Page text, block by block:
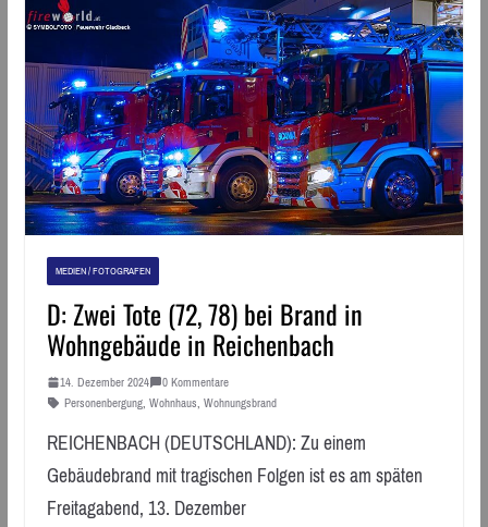
MEDIEN / FOTOGRAFEN
D: Zwei Tote (72, 78) bei Brand in
Wohngebäude in Reichenbach
14. Dezember 2024
0 Kommentare
Personenbergung, Wohnhaus, Wohnungsbrand
REICHENBACH (DEUTSCHLAND): Zu einem
Gebäudebrand mit tragischen Folgen ist es am späten
Freitagabend, 13. Dezember